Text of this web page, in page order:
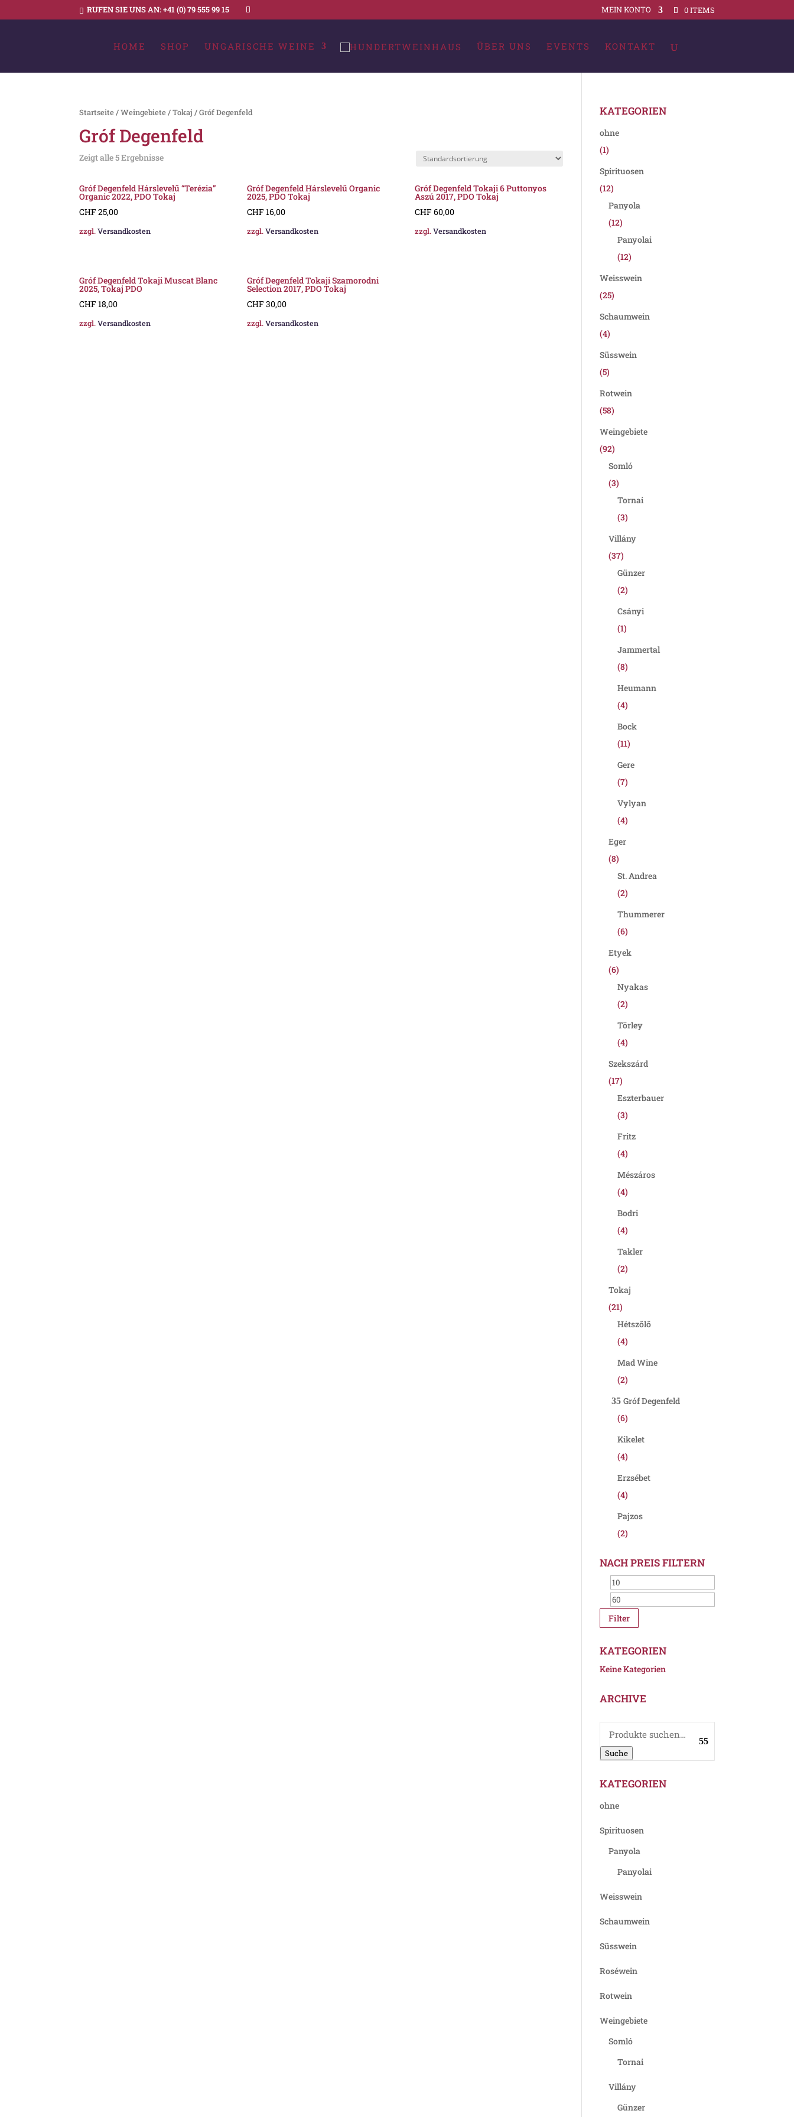
RUFEN SIE UNS AN:+41 (0) 79 555 99 15 MEIN KONTO 0 ITEMS
HOME SHOP UNGARISCHE WEINE ÜBER UNS EVENTS KONTAKT
Startseite/Weingebiete/Tokaj / Gróf Degenfeld
Gróf Degenfeld
Zeigt alle 5 Ergebnisse
Gróf Degenfeld Hárslevelű “Terézia”
Organic 2022, PDO Tokaj
CHF 25,00
zzgl.Versandkosten
Gróf Degenfeld Hárslevelű Organic
2025, PDO Tokaj
CHF 16,00
zzgl.Versandkosten
Gróf Degenfeld Tokaji 6 Puttonyos
Aszú 2017, PDO Tokaj
CHF 60,00
zzgl.Versandkosten
Gróf Degenfeld Tokaji Muscat Blanc
2025, Tokaj PDO
CHF 18,00
zzgl.Versandkosten
Gróf Degenfeld Tokaji Szamorodni
Selection 2017, PDO Tokaj
CHF 30,00
zzgl.Versandkosten
KATEGORIEN
ohne
(1)
Spirituosen
(12)
Panyola
(12)
Panyolai
(12)
Weisswein
(25)
Schaumwein
(4)
Süsswein
(5)
Rotwein
(58)
Weingebiete
(92)
Somló
(3)
Tornai
(3)
Villány
(37)
Günzer
(2)
Csányi
(1)
Jammertal
(8)
Heumann
(4)
Bock
(11)
Gere
(7)
Vylyan
(4)
Eger
(8)
St. Andrea
(2)
Thummerer
(6)
Etyek
(6)
Nyakas
(2)
Törley
(4)
Szekszárd
(17)
Eszterbauer
(3)
Fritz
(4)
Mészáros
(4)
Bodri
(4)
Takler
(2)
Tokaj
(21)
Hétszőlő
(4)
Mad Wine
(2)
Gróf Degenfeld
(6)
Kikelet
(4)
Erzsébet
(4)
Pajzos
(2)
NACH PREIS FILTERN
Filter
KATEGORIEN
Keine Kategorien
ARCHIVE
Suche
nach:
Suche
KATEGORIEN
ohne
Spirituosen
Panyola
Panyolai
Weisswein
Schaumwein
Süsswein
Roséwein
Rotwein
Weingebiete
Somló
Tornai
Villány
Günzer